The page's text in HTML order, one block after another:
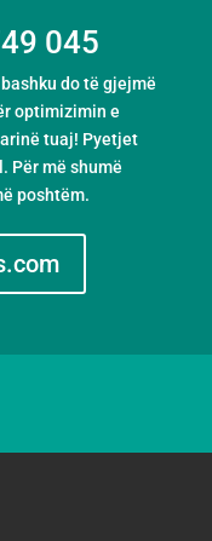
045
do të gjejmë
optimizimin e
tuaj! Pyetjet
Për më shumë
poshtëm.